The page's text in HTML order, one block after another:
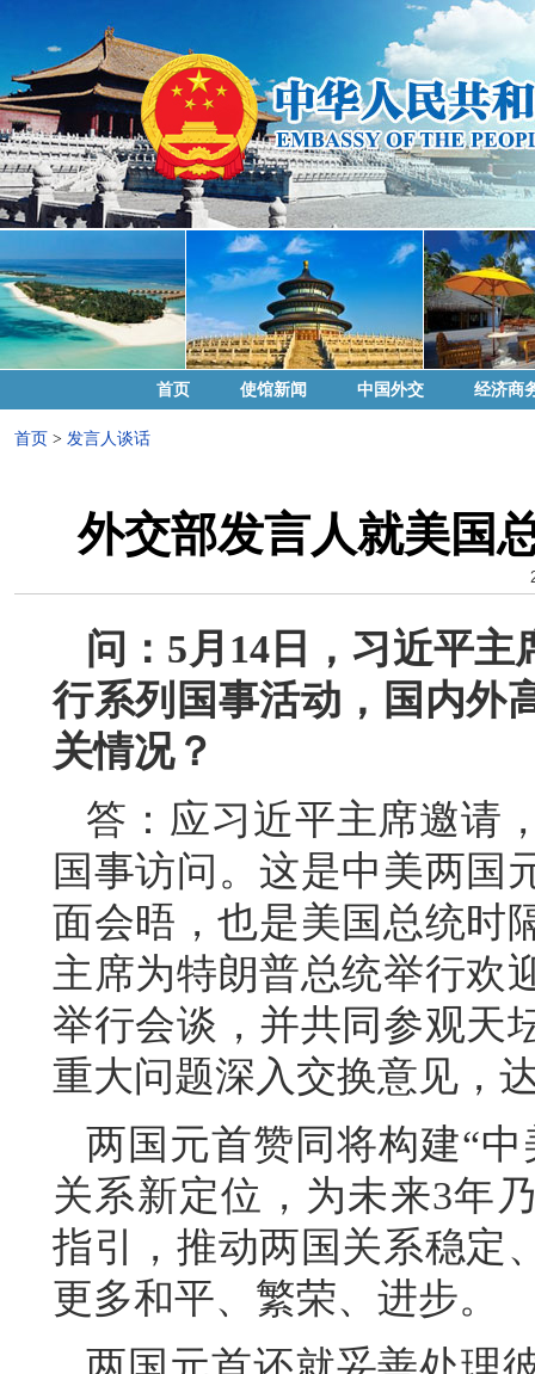
首页 使馆新闻 中国外交 经济商
首页 > 发言人谈话
外交部发言人就美国
问：5月14日，习近平
行系列国事活动，国内外
关情况？
答：应习近平主席邀请
国事访问。这是中美两国
面会晤，也是美国总统时
主席为特朗普总统举行欢
举行会谈，并共同参观天
重大问题深入交换意见，
两国元首赞同将构建“
关系新定位，为未来3年
指引，推动两国关系稳定
更多和平、繁荣、进步。